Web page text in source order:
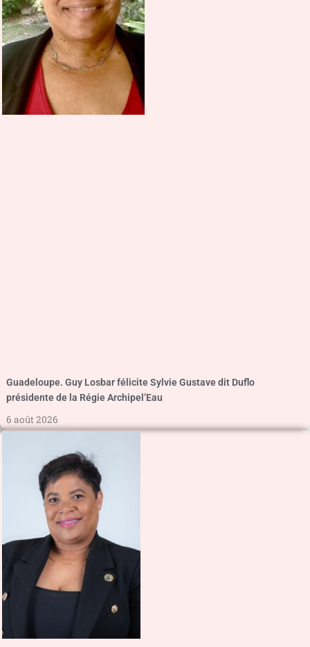
Guadeloupe. Guy Losbar félicite Sylvie Gustave dit Duflo
présidente de la Régie Archipel’Eau
6 août 2026